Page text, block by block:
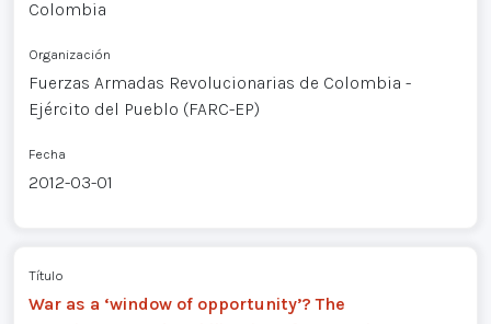
Colombia
Organización
Fuerzas Armadas Revolucionarias de Colombia -
Ejército del Pueblo (FARC-EP)
Fecha
2012-03-01
Título
War as a ‘window of opportunity’? The